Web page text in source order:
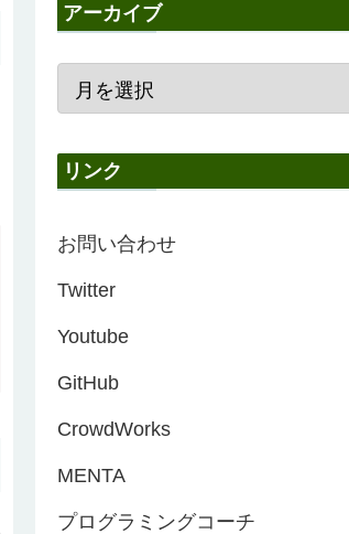
アーカイブ
リンク
お問い合わせ
Twitter
Youtube
GitHub
CrowdWorks
MENTA
プログラミングコーチ